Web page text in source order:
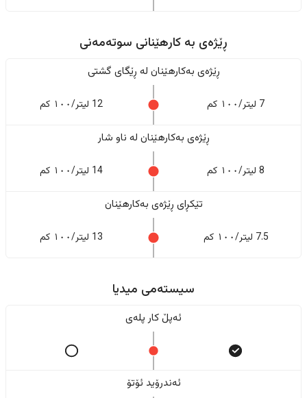
ڕێژەى به کارهێنانی سوتەمەنی
ڕێژەى بەکارهێنان له ڕێگای گشتی
7 لیتر/١٠٠ کم 12 لیتر/١٠٠ کم
ڕێژەى بەکارهێنان له ناو شار
8 لیتر/١٠٠ کم 14 لیتر/١٠٠ کم
تێکڕای ڕێژەى بەکارهێنان
7.5 لیتر/١٠٠ کم 13 لیتر/١٠٠ کم
سیستەمی میدیا
ئەپڵ کار پلەی
ئەندرۆید ئۆتۆ